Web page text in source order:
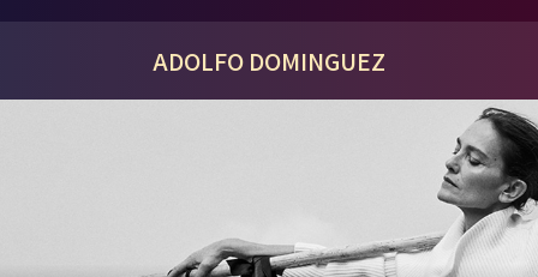
ADOLFO DOMINGUEZ